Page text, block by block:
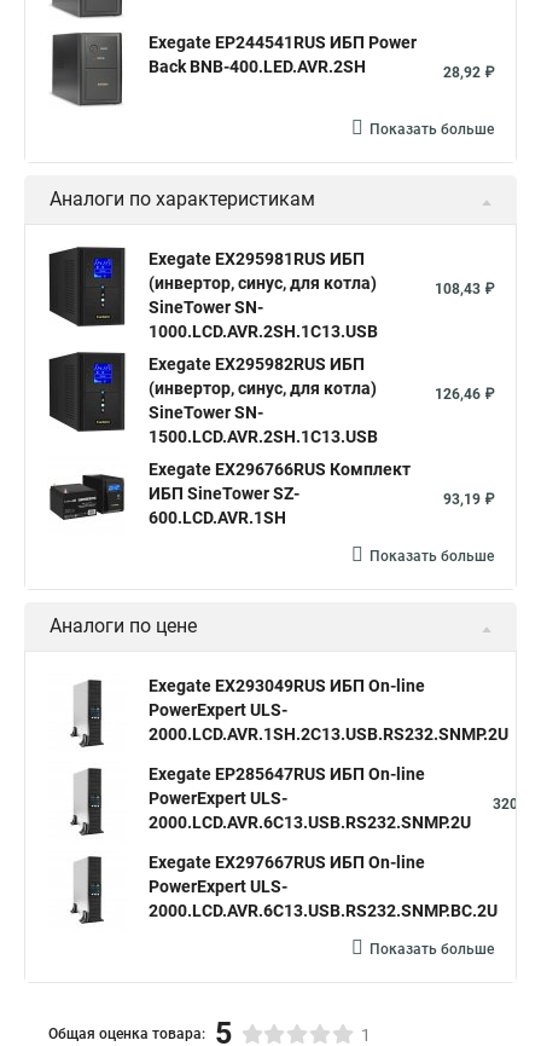
Exegate EP244541RUS ИБП Power
Back BNB-400.LED.AVR.2SH
28,92 ₽
Показать больше
Аналоги по характеристикам
Exegate EX295981RUS ИБП
(инвертор, синус, для котла)
SineTower SN-
1000.LCD.AVR.2SH.1C13.USB
108,43 ₽
Exegate EX295982RUS ИБП
(инвертор, синус, для котла)
SineTower SN-
1500.LCD.AVR.2SH.1C13.USB
126,46 ₽
Exegate EX296766RUS Комплект
ИБП SineTower SZ-
600.LCD.AVR.1SH
93,19 ₽
Показать больше
Аналоги по цене
Exegate EX293049RUS ИБП On-line
PowerExpert ULS-
2000.LCD.AVR.1SH.2C13.USB.RS232.SNMP.2U
Exegate EP285647RUS ИБП On-line
PowerExpert ULS-
2000.LCD.AVR.6C13.USB.RS232.SNMP.2U
Exegate EX297667RUS ИБП On-line
PowerExpert ULS-
2000.LCD.AVR.6C13.USB.RS232.SNMP.BC.2U
Показать больше
Общая оценка товара: 5 1